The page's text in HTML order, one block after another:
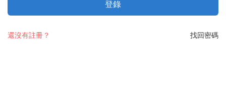
登錄
找回密碼
還沒有註冊？